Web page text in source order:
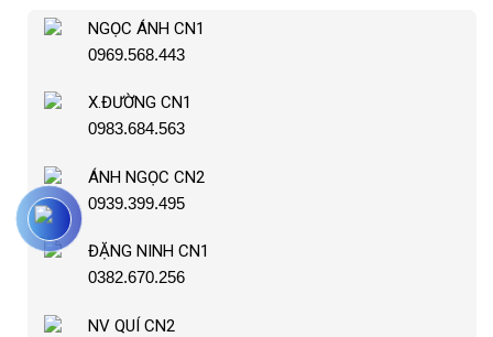
NGỌC ÁNH CN1
0969.568.443
X.ĐƯỜNG CN1
0983.684.563
ÁNH NGỌC CN2
0939.399.495
ĐẶNG NINH CN1
0382.670.256
NV QUÍ CN2